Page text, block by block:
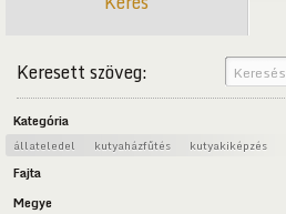
Keresett szöveg:
Kategória
állateledel kutyaházfűtés kutyakiképzés
Fajta
Megye